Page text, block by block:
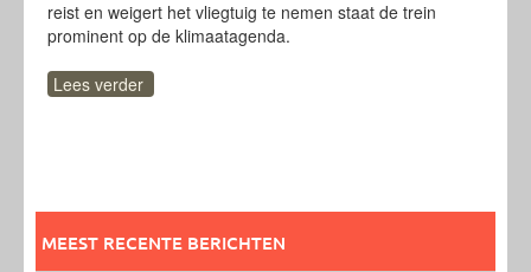
reist en weigert het vliegtuig te nemen staat de trein
prominent op de klimaatagenda.
Lees verder
MEEST RECENTE BERICHTEN